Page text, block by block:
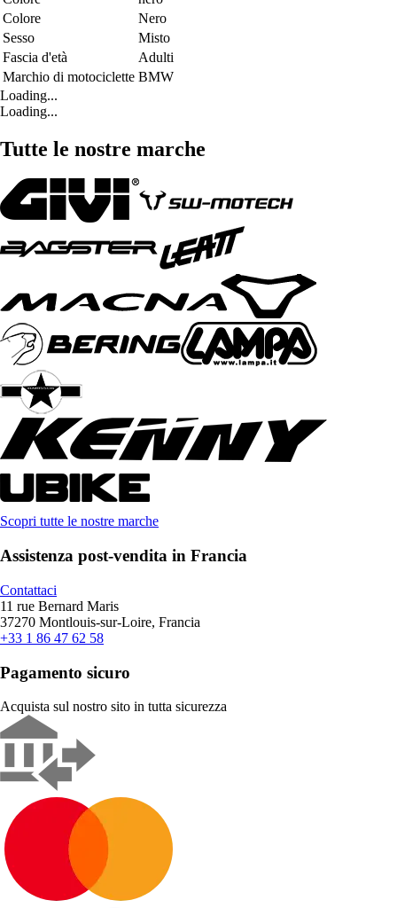
Colore
Nero
Sesso
Misto
Fascia d'età
Adulti
Marchio di motociclette BMW
Loading...
Loading...
Tutte le nostre marche
Scopri tutte le nostre marche
Assistenza post-vendita in Francia
Contattaci
11 rue Bernard Maris
37270 Montlouis-sur-Loire, Francia
+33 1 86 47 62 58
Pagamento sicuro
Acquista sul nostro sito in tutta sicurezza